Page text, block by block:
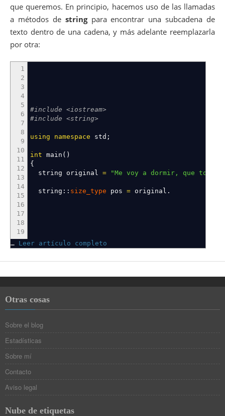
que queremos. En principio, hacemos uso de las llamadas
a métodos de stringpara encontrar una subcadena de
texto dentro de una cadena, y más adelante reemplazarla
por otra:
1
2
3
4
5
6
7
8
9
10
11
12
13
14
15
16
17
18
19
#include <iostream>
#include <string>
using namespace std ;
int main ( )
{
string original = "Me voy a dormir, que
string :: size_type pos = original.
… Leer artículo completo
Otras cosas
Sobre el blog
Estadísticas
Sobre mí
Contacto
Aviso legal
Nube de etiquetas